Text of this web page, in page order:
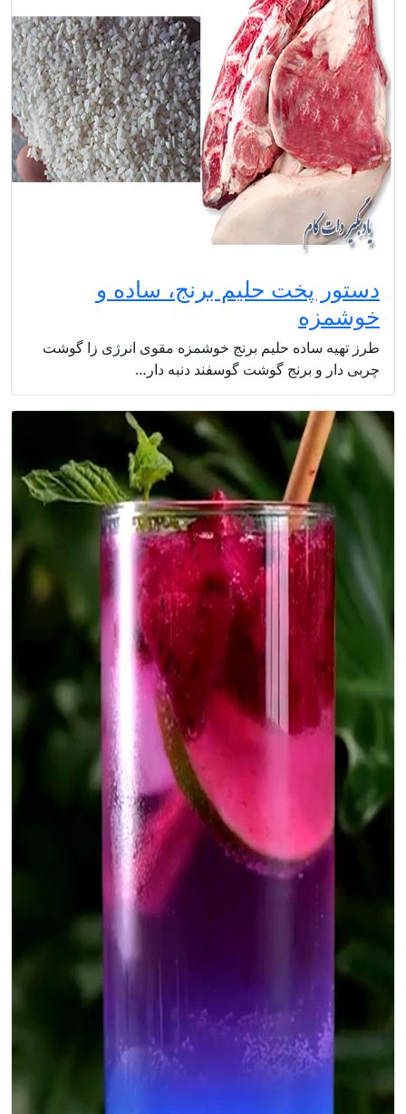
دستور پخت حلیم برنج، ساده و
خوشمزه
طرز تهیه ساده حلیم برنج خوشمزه مقوی انرژی زا گوشت
چربی دار و برنج گوشت گوسفند دنبه دار…